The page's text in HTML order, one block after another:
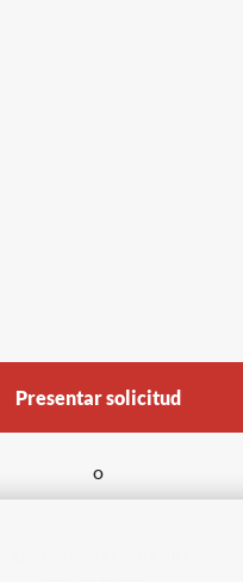
Presentar solicitud
o